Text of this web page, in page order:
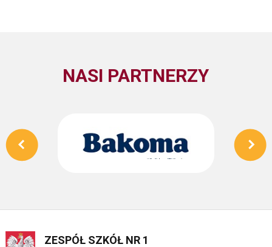
NASI PARTNERZY
ZESPÓŁ SZKÓŁ NR 1